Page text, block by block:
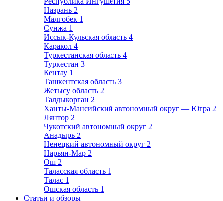
Назрань 2
Малгобек 1
Сунжа 1
Иссык-Кульская область 4
Каракол 4
Туркестанская область 4
Туркестан 3
Кентау 1
Ташкентская область 3
Жетысу область 2
Талдыкорган 2
Ханты-Мансийский автономный округ — Югра 2
Лянтор 2
Чукотский автономный округ 2
Анадырь 2
Ненецкий автономный округ 2
Нарьян-Мар 2
Ош 2
Таласская область 1
Талас 1
Ошская область 1
Статьи и обзоры